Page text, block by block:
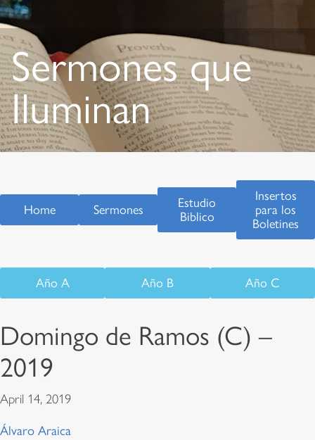
Sermones que
Iluminan
Home Sermones
Estudio
Biblico
Insertos
para los
Boletines
Año A Año B Año C
Domingo de Ramos (C) –
2019
April 14, 2019
Álvaro Araica